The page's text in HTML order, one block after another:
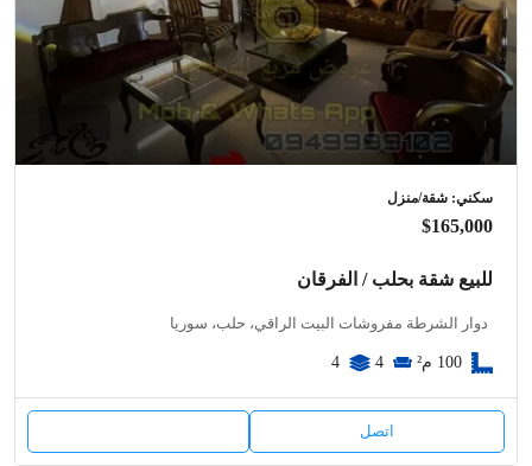
سكني: شقة/منزل
$165,000
للبيع شقة بحلب / الفرقان
دوار الشرطة مفروشات البيت الراقي، حلب، سوريا
100 م² 4
4
اتصل